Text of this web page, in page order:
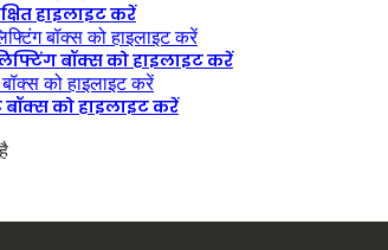
हाइलाइट करें
बॉक्स को हाइलाइट करें
को हाइलाइट करें